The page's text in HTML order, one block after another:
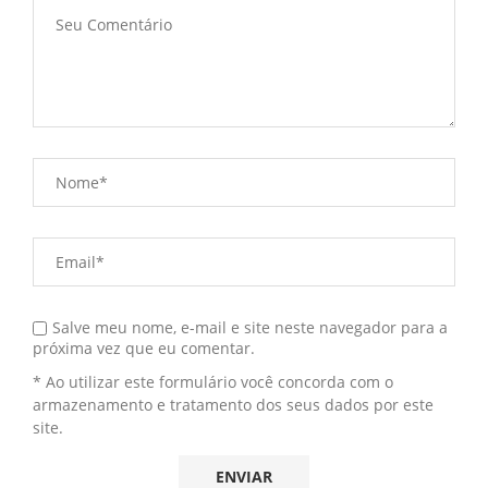
Salve meu nome, e-mail e site neste navegador para a
próxima vez que eu comentar.
* Ao utilizar este formulário você concorda com o
armazenamento e tratamento dos seus dados por este
site.